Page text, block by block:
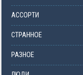
АССОРТИ
СТРАННОЕ
РАЗНОЕ